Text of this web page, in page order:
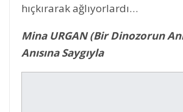
hıçkırarak ağlıyorlardı…
Mina URGAN (Bir Dinozorun
Anısına Saygıyla